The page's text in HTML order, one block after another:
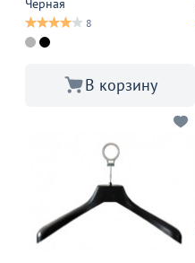
Черная
8
В корзину